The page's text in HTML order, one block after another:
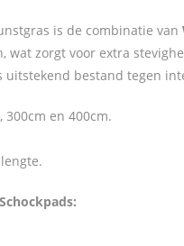
is de combinatie van
wat zorgt voor extra
uitstekend bestand tegen
en 400cm.